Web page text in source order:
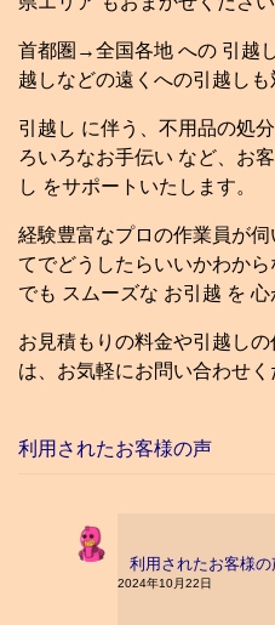
首都圏→全国各地 への 引越
越しなどの遠くへの引越しも
引越し に伴う、不用品の処
ろいろなお手伝い など、お
し をサポートいたします。
経験豊富なプロの作業員が
てでどうしたらいいかわか
でも スムーズな お引越 を
お見積もりの料金や引越し
は、お気軽にお問い合わせく
利用されたお客様の声
利用されたお客様の
2024年10月22日